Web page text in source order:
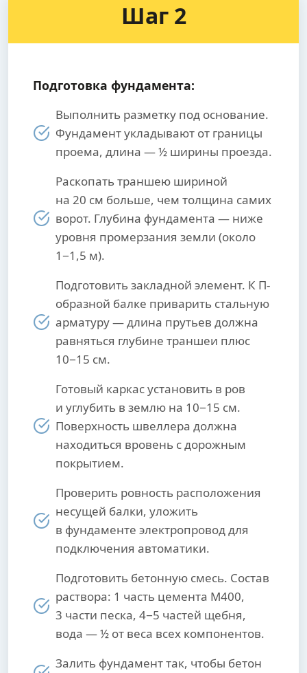
Шаг 2
Подготовка фундамента:
Выполнить разметку под основание.
Фундамент укладывают от границы
проема, длина — ½ ширины проезда.
Раскопать траншею шириной
на 20 см больше, чем толщина самих
ворот. Глубина фундамента — ниже
уровня промерзания земли (около
1−1,5 м).
Подготовить закладной элемент. К П-
образной балке приварить стальную
арматуру — длина прутьев должна
равняться глубине траншеи плюс
10−15 см.
Готовый каркас установить в ров
и углубить в землю на 10−15 см.
Поверхность швеллера должна
находиться вровень с дорожным
покрытием.
Проверить ровность расположения
несущей балки, уложить
в фундаменте электропровод для
подключения автоматики.
Подготовить бетонную смесь. Состав
раствора: 1 часть цемента М400,
3 части песка, 4−5 частей щебня,
вода — ½ от веса всех компонентов.
Залить фундамент так, чтобы бетон